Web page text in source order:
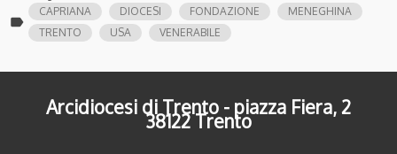
label
CAPRIANA DIOCESI FONDAZIONE
MENEGHINA
TRENTO
USA VENERABILE
Arcidiocesi di Trento - piazza Fiera, 2
38122 Trento